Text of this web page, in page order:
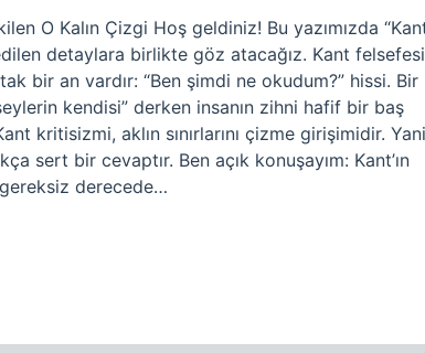
O Kalın Çizgi Hoş geldiniz! Bu yazımızda
detaylara birlikte göz atacağız. Kant
bir an vardır: “Ben şimdi ne okudum?” hissi. Bir
kendisi” derken insanın zihni hafif bir baş
kritisizmi, aklın sınırlarını çizme girişimidir. Yani
sert bir cevaptır. Ben açık konuşayım: Kant’ın
derecede…